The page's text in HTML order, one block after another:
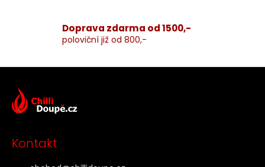
p
i
u
Doprava zdarma od 1500,-
poloviční již od 800,-
Kontakt